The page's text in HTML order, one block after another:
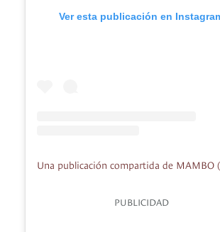
Ver esta publicación en
PUBLICIDAD